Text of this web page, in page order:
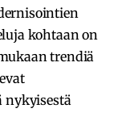
kohtaan on
trendiä
nykyisestä